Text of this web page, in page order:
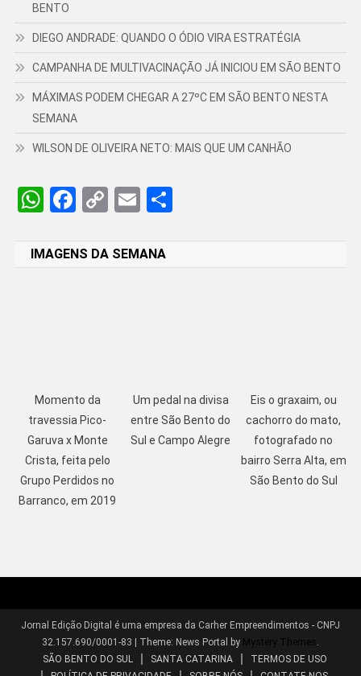
BENTO
DIEGO ANDRADE: QUANDO O ÓDIO VIRA ESTRATÉGIA
CAMPANHA DE MULTIVACINAÇÃO JÁ INICIOU EM SÃO BENTO
MÁXIMAS PODEM CHEGAR A 27ºC EM SÃO BENTO NESTA
SEMANA
WILSON DE OLIVEIRA NETO: MAIS QUE UM CANHÃO
WhatsApp
Facebook
CopyEmailShare
IMAGENS DA SEMANA
Momento da
travessia Pico-
Garuva x Monte
Crista, feita pelo
Grupo Perdidos no
Barranco, em 2019
Um pedal na divisa
entre São Bento do
Sul e Campo Alegre
Eis o graxaim, ou
cachorro do mato,
fotografado no
bairro Serra Alta, em
São Bento do Sul
Jornal Edição Digital é uma empresa da Carher Empreendimentos - CNPJ
32.157.690/0001-83
Theme: News Portal by Mystery Themes .
SÃO BENTO DO SUL
SANTA CATARINA
TERMOS DE USO